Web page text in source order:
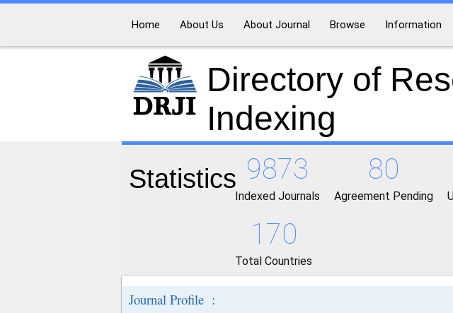
Home About Us About Journal Browse Information
Directory of
Indexing
Statistics 9873
Indexed Journals
80
Agreement Pending
170
Total Countries
Journal Profile :